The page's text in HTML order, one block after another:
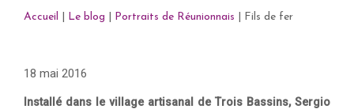
Accueil Le blog Portraits de Réunionnais Fils de fer
18 mai 2016
Installé dans le village artisanal de Trois Bassins, Sergio